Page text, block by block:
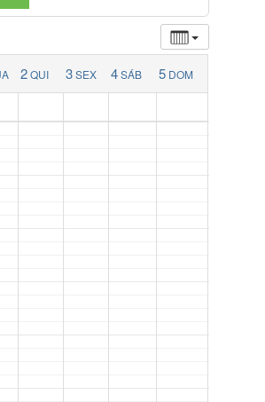
2QUI 3SEX 4SÁB 5 DOM